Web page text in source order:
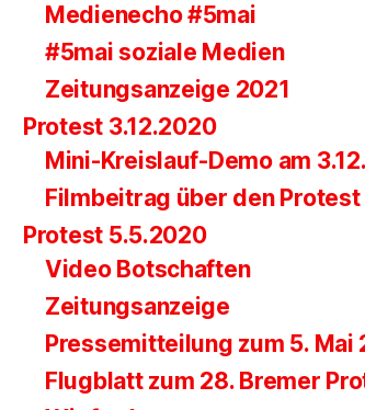
Medienecho #5mai
#5mai soziale Medien
Zeitungsanzeige 2021
Protest 3.12.2020
Mini-Kreislauf-Demo am
Filmbeitrag über den Protest
Protest 5.5.2020
Video Botschaften
Zeitungsanzeige
Pressemitteilung zum 5. Mai
Flugblatt zum 28. Bremer